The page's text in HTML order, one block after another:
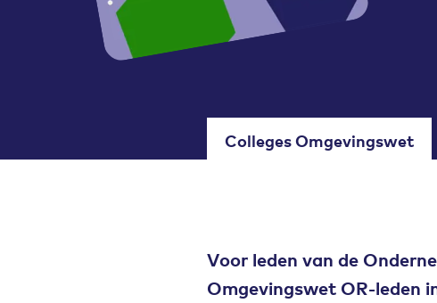
Colleges Omgevingswet
Voor leden van de
Omgevingswet OR-leden